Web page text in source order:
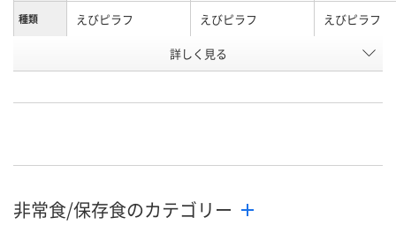
種類 えびピラフ えびピラフ えびピラフ
3112922 3112913
数量 数量
詳しく見る
非常食/保存食のカテゴリー